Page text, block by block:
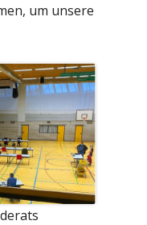
um unsere